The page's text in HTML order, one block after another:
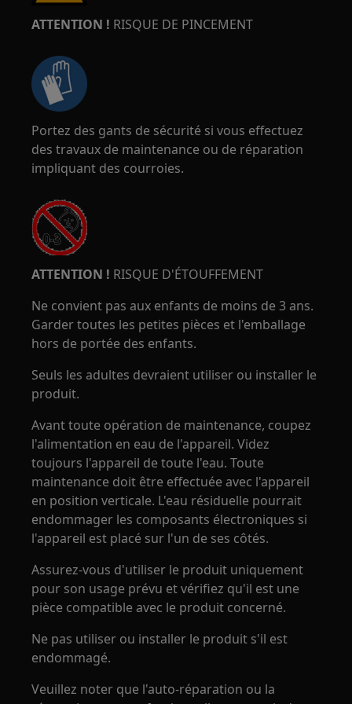
ATTENTION ! RISQUE DE PINCEMENT
Portez des gants de sécurité si vous effectuez
des travaux de maintenance ou de réparation
impliquant des courroies.
ATTENTION ! RISQUE D'ÉTOUFFEMENT
Ne convient pas aux enfants de moins de 3 ans.
Garder toutes les petites pièces et l'emballage
hors de portée des enfants.
Seuls les adultes devraient utiliser ou installer le
produit.
Avant toute opération de maintenance, coupez
l'alimentation en eau de l'appareil. Videz
toujours l'appareil de toute l'eau. Toute
maintenance doit être effectuée avec l'appareil
en position verticale. L'eau résiduelle pourrait
endommager les composants électroniques si
l'appareil est placé sur l'un de ses côtés.
Assurez-vous d'utiliser le produit uniquement
pour son usage prévu et vérifiez qu'il est une
pièce compatible avec le produit concerné.
Ne pas utiliser ou installer le produit s'il est
endommagé.
Veuillez noter que l'auto-réparation ou la